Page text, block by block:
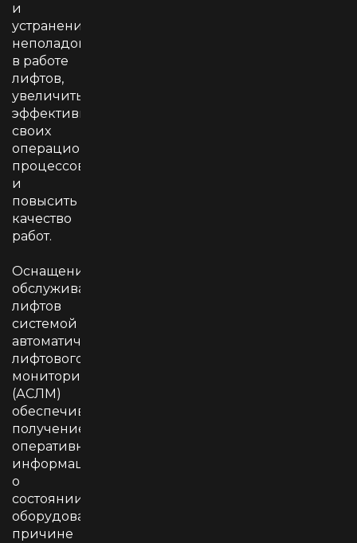
и
устранения
неполадок
в работе
лифтов,
увеличить
эффективность
своих
операционных
процессов
и
повысить
качество
работ.
Оснащение
обслуживаемых
лифтов
системой
автоматического
лифтового
мониторинга
(АСЛМ)
обеспечивает
получение
оперативной
информации
о
состоянии
оборудования,
причине